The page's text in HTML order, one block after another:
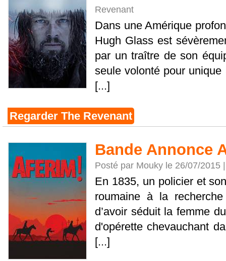
Revenant
Dans une Amérique
Hugh Glass est
par un traître de son
seule volonté pour
[...]
Regarder The Revenant
Bande Annonce
Posté par Mouky le 26/07/2015
En 1835, un policier et
roumaine à la
d’avoir séduit la femme
d'opérette chevauchant
[...]